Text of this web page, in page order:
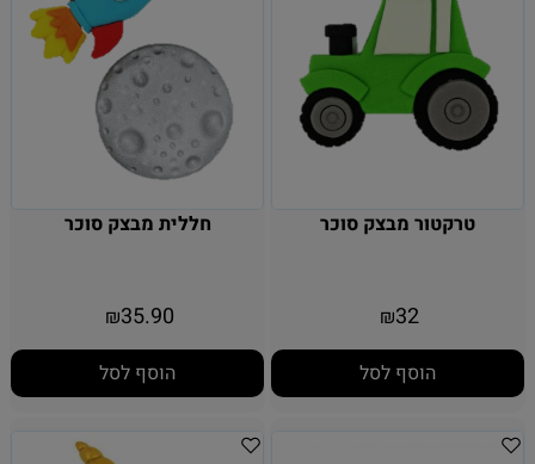
טרקטור מבצק סוכר
₪32
הוסף לסל
חללית מבצק סוכר
₪35.90
הוסף לסל